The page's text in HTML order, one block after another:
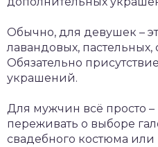
Обычно, для девушек –
лавандовых, пастельных,
Обязательно
украшений.
Для мужчин всё просто
переживать о выборе
свадебного костюма